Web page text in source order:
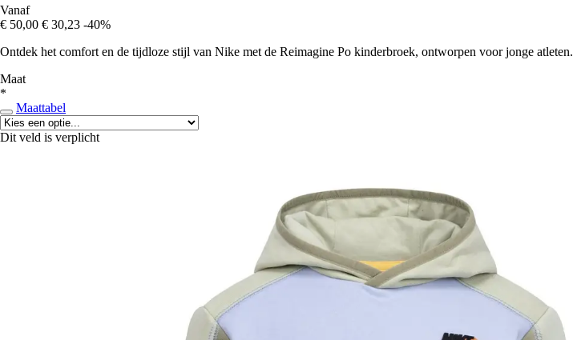
Vanaf
€ 50,00 € 30,23 -40%
Ontdek het comfort en de tijdloze stijl van Nike met de Reimagine Po kinderbroek, ontworpen voor jonge atleten.
Maat
*
Maattabel
Dit veld is verplicht